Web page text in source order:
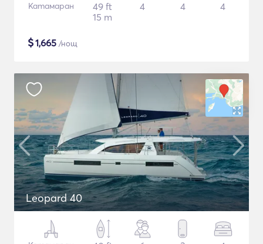
Катамаран
49 ft
15 m
4 4 4
$1,665 /нощ
Leopard 40